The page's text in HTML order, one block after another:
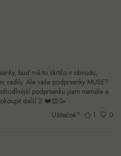
buď mě to škrtilo v obvodu,
vadily. Ale vaše podprsenky MUSE?
podprsenku jsem neměla a
další 2 ❤️😍🥳
Užitečné?
1 0